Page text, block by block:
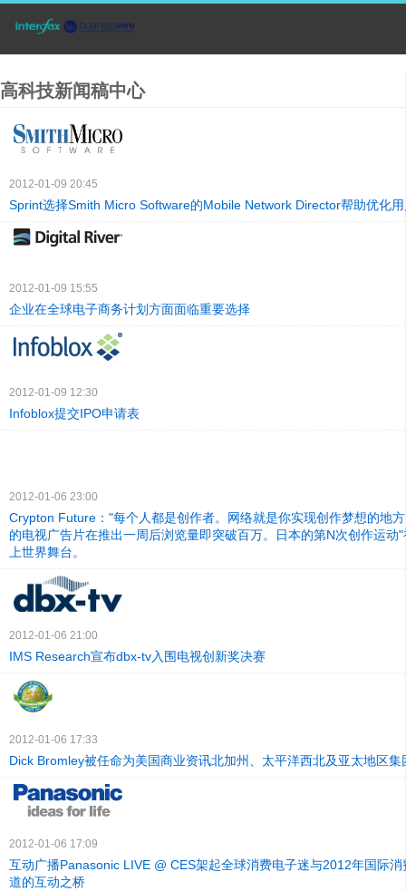
高科技新闻稿中心
2012-01-09 20:45
Sprint选择Smith Micro Software的Mobile Network Director帮助优化
2012-01-09 15:55
企业在全球电子商务计划方面面临重要选择
2012-01-09 12:30
Infoblox提交IPO申请表
2012-01-06 23:00
Crypton Future："每个人都是创作者。网络就是你实现创作梦想的地
的电视广告片在推出一周后浏览量即突破百万。日本的第N次创作运动
上世界舞台。
2012-01-06 21:00
IMS Research宣布dbx-tv入围电视创新奖决赛
2012-01-06 17:33
Dick Bromley被任命为美国商业资讯北加州、太平洋西北及亚太地区集
2012-01-06 17:09
互动广播Panasonic LIVE @ CES架起全球消费电子迷与2012年国际
道的互动之桥